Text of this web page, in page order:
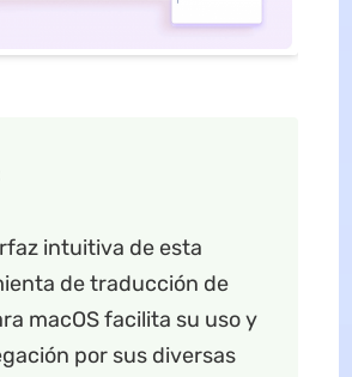
intuitiva de esta
de traducción de
macOS facilita su uso y
por sus diversas